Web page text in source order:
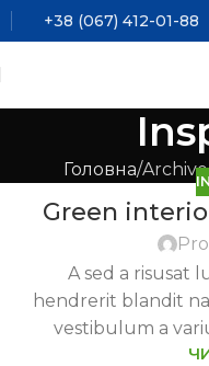
+38 (067) 412-01-88
Головна
Green
A sed a risusat
hendrerit blandit
vestibulum a